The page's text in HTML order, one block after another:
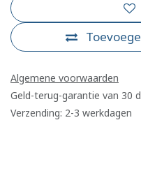
Algemene voorwaarden
Geld-terug-garantie van 30
Verzending: 2-3 werkdagen